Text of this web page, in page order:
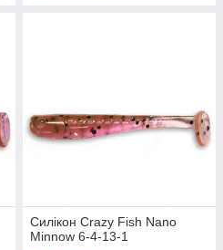
Силікон Crazy Fish Nano
Minnow 6-4-13-1